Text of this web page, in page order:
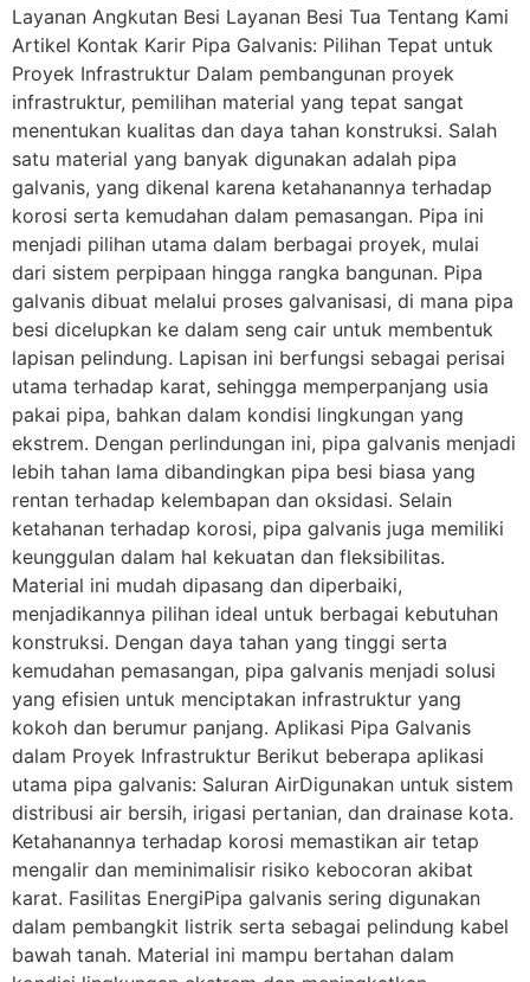
Layanan Angkutan Besi Layanan Besi Tua Tentang Kami
Artikel Kontak Karir Pipa Galvanis: Pilihan Tepat untuk
Proyek Infrastruktur Dalam pembangunan proyek
infrastruktur, pemilihan material yang tepat sangat
menentukan kualitas dan daya tahan konstruksi. Salah
satu material yang banyak digunakan adalah pipa
galvanis, yang dikenal karena ketahanannya terhadap
korosi serta kemudahan dalam pemasangan. Pipa ini
menjadi pilihan utama dalam berbagai proyek, mulai
dari sistem perpipaan hingga rangka bangunan. Pipa
galvanis dibuat melalui proses galvanisasi, di mana pipa
besi dicelupkan ke dalam seng cair untuk membentuk
lapisan pelindung. Lapisan ini berfungsi sebagai perisai
utama terhadap karat, sehingga memperpanjang usia
pakai pipa, bahkan dalam kondisi lingkungan yang
ekstrem. Dengan perlindungan ini, pipa galvanis menjadi
lebih tahan lama dibandingkan pipa besi biasa yang
rentan terhadap kelembapan dan oksidasi. Selain
ketahanan terhadap korosi, pipa galvanis juga memiliki
keunggulan dalam hal kekuatan dan fleksibilitas.
Material ini mudah dipasang dan diperbaiki,
menjadikannya pilihan ideal untuk berbagai kebutuhan
konstruksi. Dengan daya tahan yang tinggi serta
kemudahan pemasangan, pipa galvanis menjadi solusi
yang efisien untuk menciptakan infrastruktur yang
kokoh dan berumur panjang. Aplikasi Pipa Galvanis
dalam Proyek Infrastruktur Berikut beberapa aplikasi
utama pipa galvanis: Saluran AirDigunakan untuk sistem
distribusi air bersih, irigasi pertanian, dan drainase kota.
Ketahanannya terhadap korosi memastikan air tetap
mengalir dan meminimalisir risiko kebocoran akibat
karat. Fasilitas EnergiPipa galvanis sering digunakan
dalam pembangkit listrik serta sebagai pelindung kabel
bawah tanah. Material ini mampu bertahan dalam